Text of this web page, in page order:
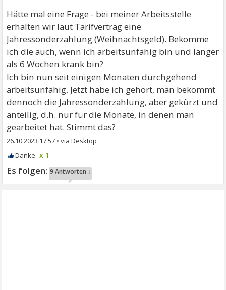
Hätte mal eine Frage - bei meiner Arbeitsstelle
erhalten wir laut Tarifvertrag eine
Jahressonderzahlung (Weihnachtsgeld). Bekomme
ich die auch, wenn ich arbeitsunfähig bin und länger
als 6 Wochen krank bin?
Ich bin nun seit einigen Monaten durchgehend
arbeitsunfähig. Jetzt habe ich gehört, man bekommt
dennoch die Jahressonderzahlung, aber gekürzt und
anteilig, d.h. nur für die Monate, in denen man
gearbeitet hat. Stimmt das?
26.10.2023 17:57 •
x 1
9 Antworten ↓